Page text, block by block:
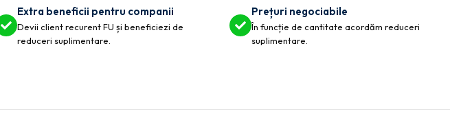
Extra beneficii pentru companii
Devii client recurent FU și beneficiezi de
reduceri suplimentare.
Prețuri negociabile
În funcție de cantitate acordăm reduceri
suplimentare.